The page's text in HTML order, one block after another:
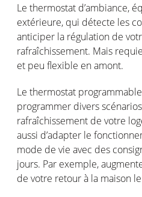
Le thermostat d’ambiance,
extérieure, qui détecte les
anticiper la régulation de
rafraîchissement. Mais
et peu flexible enamont.
Le thermostat programmable
programmer diversscénarios
rafraîchissement de votre
aussi d’adapter le
mode de vie avec des
jours. Par exemple,
de votre retour à la maison le